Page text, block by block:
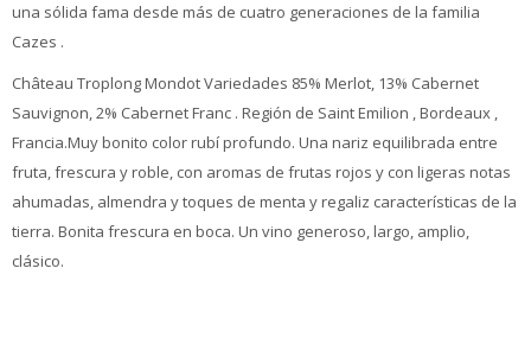
una sólida fama desde más de cuatro generaciones de la familia
Cazes .
Château Troplong Mondot Variedades 85% Merlot, 13% Cabernet
Sauvignon, 2% Cabernet Franc . Región de Saint Emilion , Bordeaux ,
Francia.Muy bonito color rubí profundo. Una nariz equilibrada entre
fruta, frescura y roble, con aromas de frutas rojos y con ligeras notas
ahumadas, almendra y toques de menta y regaliz características de la
tierra. Bonita frescura en boca. Un vino generoso, largo, amplio,
clásico.